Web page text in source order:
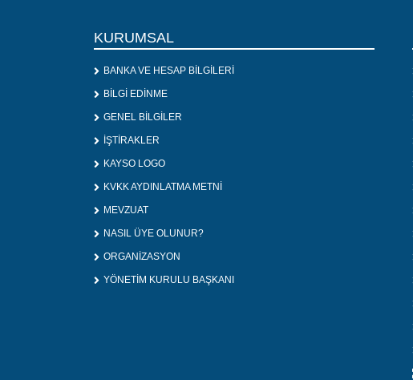
KURUMSAL
BANKA VE HESAP BİLGİLERİ
BİLGİ EDİNME
GENEL BİLGİLER
İŞTİRAKLER
KAYSO LOGO
KVKK AYDINLATMA METNİ
MEVZUAT
NASIL ÜYE OLUNUR?
ORGANİZASYON
YÖNETİM KURULU BAŞKANI